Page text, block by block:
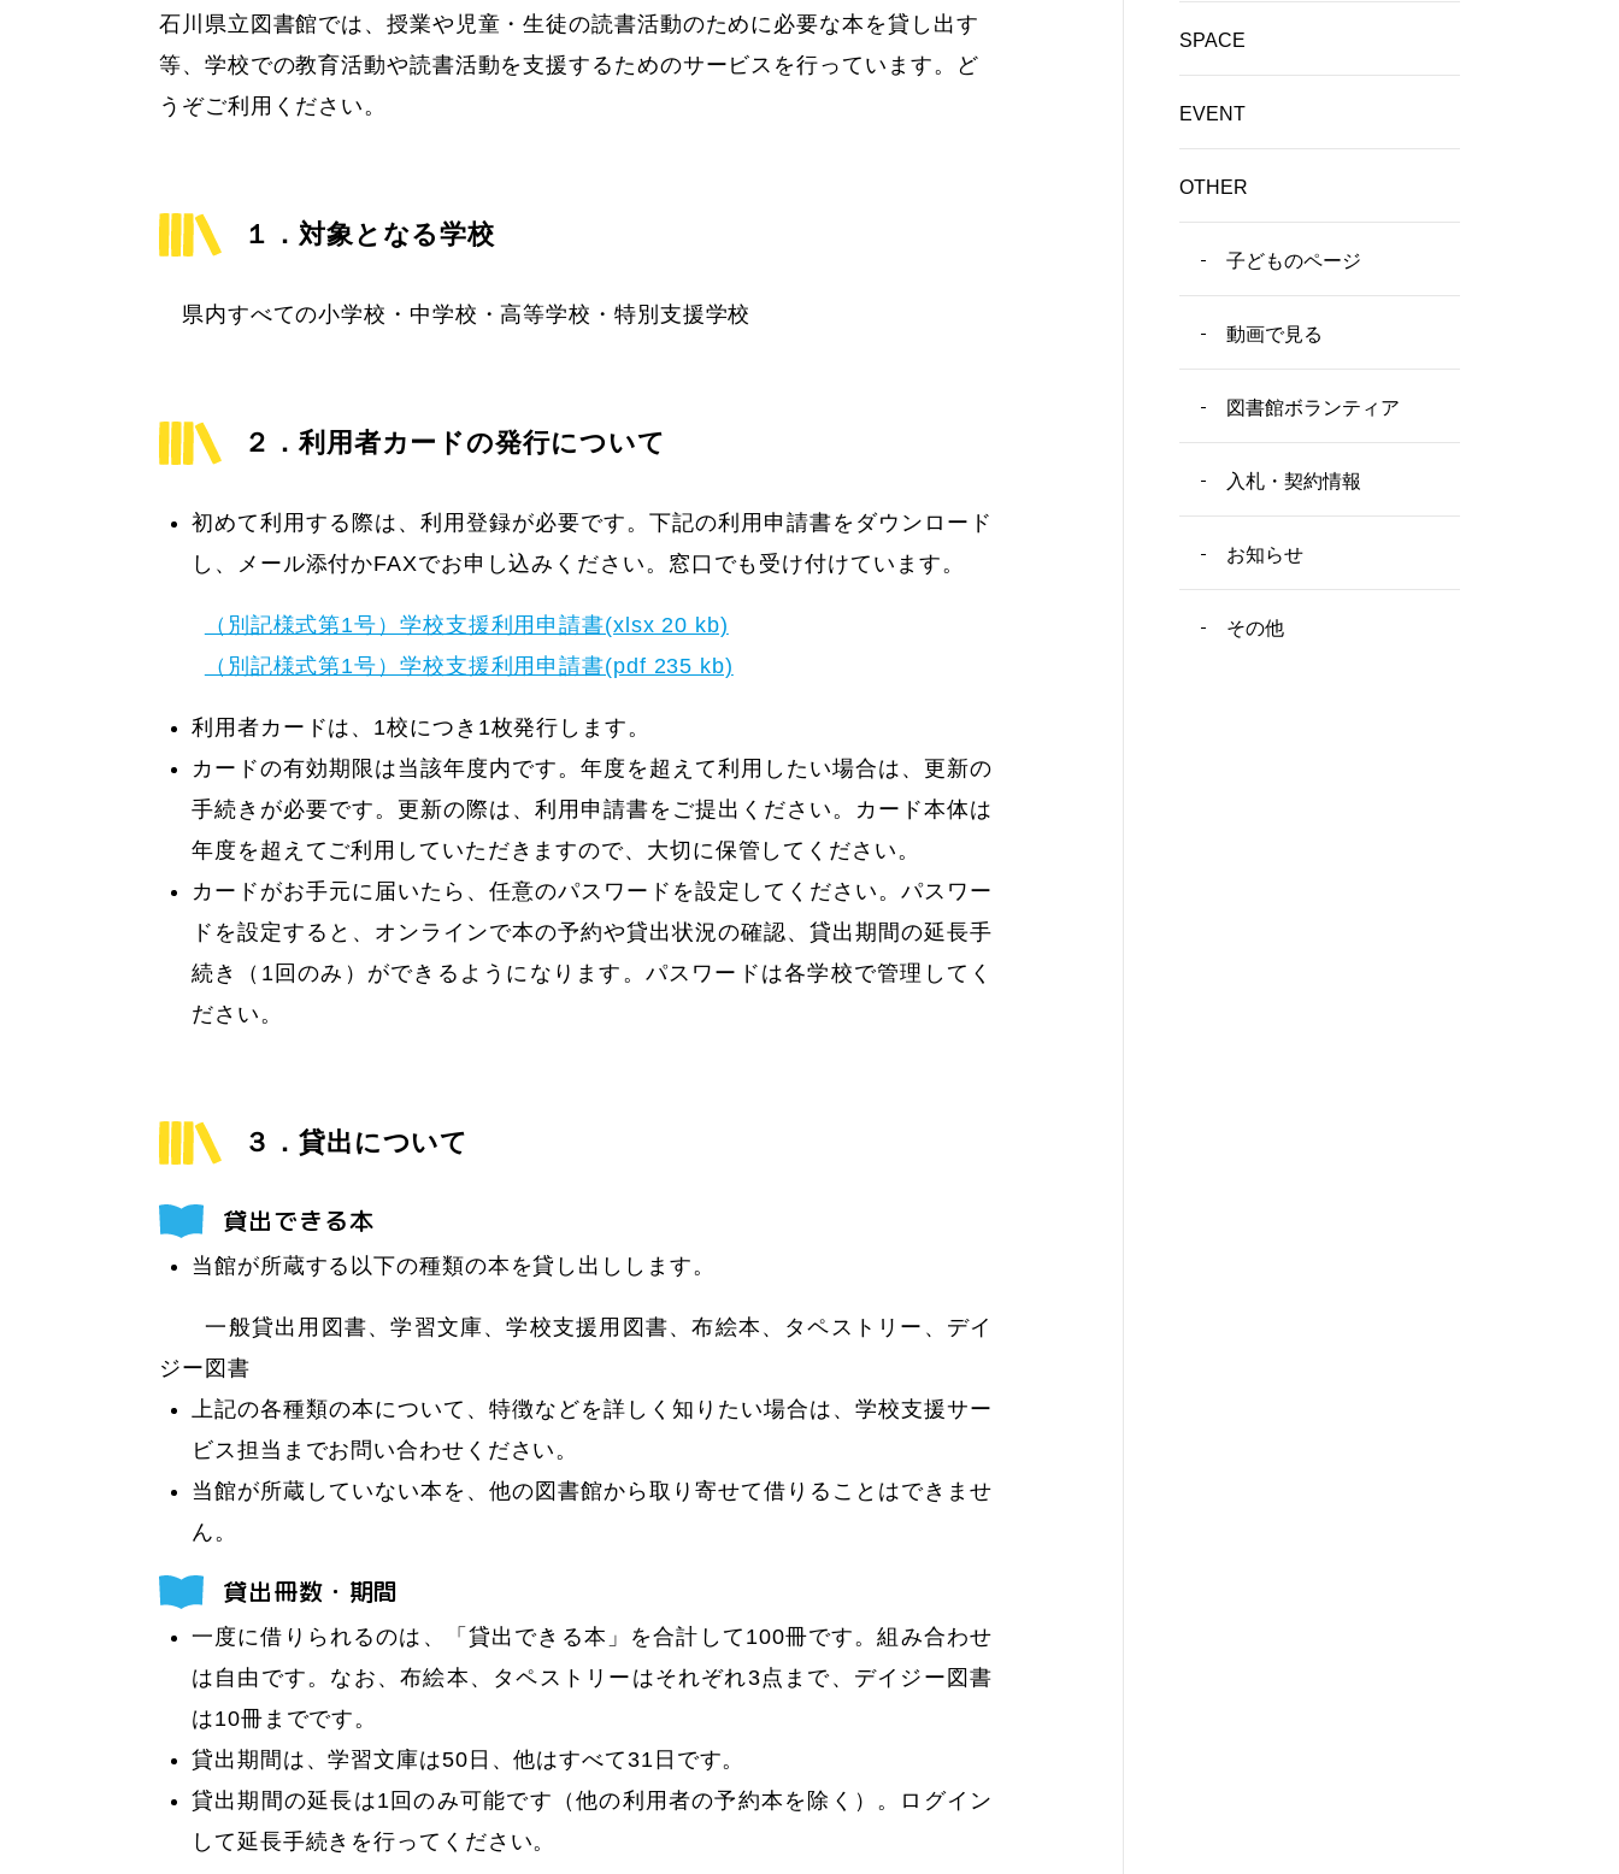
石川県立図書館では、授業や児童・生徒の読書活動のために必要な本を貸し出す
等、学校での教育活動や読書活動を支援するためのサービスを行っています。ど
うぞご利用ください。
１．対象となる学校
県内すべての小学校・中学校・高等学校・特別支援学校
２．利用者カードの発行について
初めて利用する際は、利用登録が必要です。下記の利用申請書をダウンロード
し、メール添付かFAXでお申し込みください。窓口でも受け付けています。
（別記様式第1号）学校支援利用申請書(xlsx 20 kb)
（別記様式第1号）学校支援利用申請書(pdf 235 kb)
利用者カードは、1校につき1枚発行します。
カードの有効期限は当該年度内です。年度を超えて利用したい場合は、更新の
手続きが必要です。更新の際は、利用申請書をご提出ください。カード本体は
年度を超えてご利用していただきますので、大切に保管してください。
カードがお手元に届いたら、任意のパスワードを設定してください。パスワー
ドを設定すると、オンラインで本の予約や貸出状況の確認、貸出期間の延長手
続き（1回のみ）ができるようになります。パスワードは各学校で管理してく
ださい。
３．貸出について
貸出できる本
当館が所蔵する以下の種類の本を貸し出しします。
一般貸出用図書、学習文庫、学校支援用図書、布絵本、タペストリー、デイ
ジー図書
上記の各種類の本について、特徴などを詳しく知りたい場合は、学校支援サー
ビス担当までお問い合わせください。
当館が所蔵していない本を、他の図書館から取り寄せて借りることはできませ
ん。
貸出冊数・期間
一度に借りられるのは、「貸出できる本」を合計して100冊です。組み合わせ
は自由です。なお、布絵本、タペストリーはそれぞれ3点まで、デイジー図書
は10冊までです。
貸出期間は、学習文庫は50日、他はすべて31日です。
貸出期間の延長は1回のみ可能です（他の利用者の予約本を除く）。ログイン
して延長手続きを行ってください。
SPACE
EVENT
OTHER
子どものページ
動画で見る
図書館ボランティア
入札・契約情報
お知らせ
その他